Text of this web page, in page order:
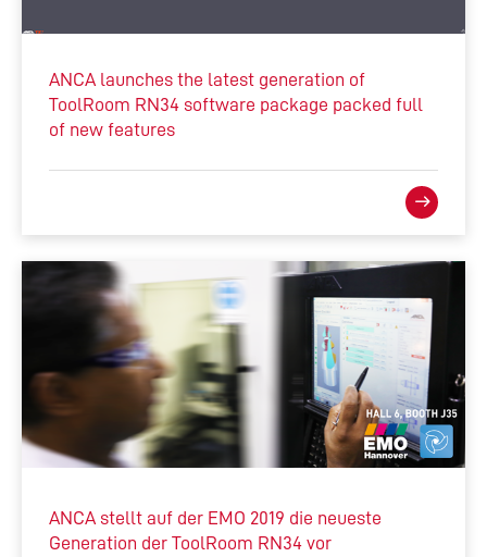
ANCA launches the latest generation of
ToolRoom RN34 software package packed full
of new features
ANCA stellt auf der EMO 2019 die neueste
Generation der ToolRoom RN34 vor